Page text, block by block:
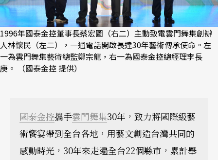
1996年國泰金控董事長蔡宏圖（右二）主動致電雲門舞集創辦
人林懷民（左二），一通電話開啟長達30年藝術傳承使命。左
一為雲門舞集藝術總監鄭宗龍，右一為國泰金控總經理李長
庚。 （國泰金控 提供）
國泰金控攜手雲門舞集30年，致力將國際級藝
術饗宴帶到全台各地，用藝文創造台灣共同的
感動時光，30年來走遍全台22個縣市，累計舉